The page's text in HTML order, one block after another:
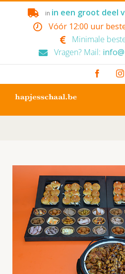
in in een groot deel
Vóór 12:00 uur
Minimale
Vragen? Mail: